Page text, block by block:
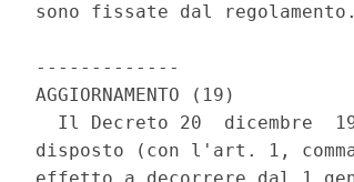
sono fissate dal
-------------
AGGIORNAMENTO (19)
Il Decreto 20  dicembre
disposto (con l'art. 1,